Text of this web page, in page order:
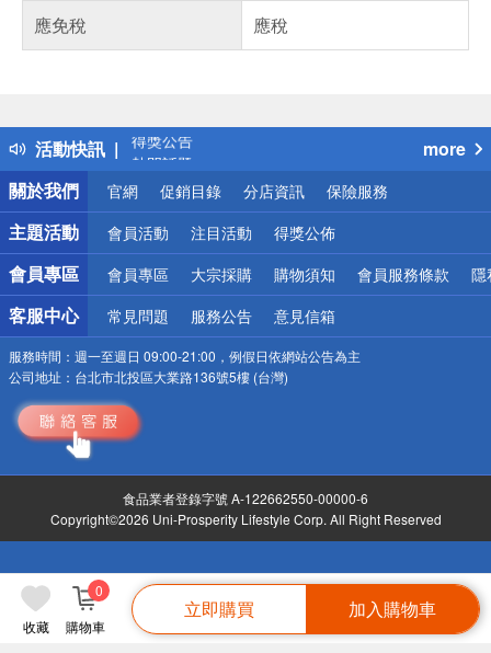
收藏 購物車
0
立即購買 加入購物車
應免稅
應稅
活動快訊
得獎公告
熱門話題
銀行優惠
偏遠地區配送
詐騙網頁！請小心！
more
關於我們
官網 促銷目錄 分店資訊 保險服務
主題活動 會員活動 注目活動 得獎公佈
會員專區 會員專區 大宗採購 購物須知 會員服務條款 隱
客服中心 常見問題 服務公告 意見信箱
服務時間： 週一至週日 09:00-21:00，例假日依網站公告為主
公司地址： 台北市北投區大業路136號5樓 (台灣)
食品業者登錄字號 A-122662550-00000-6
Copyright©2026 Uni-Prosperity Lifestyle Corp. All Right Reserved